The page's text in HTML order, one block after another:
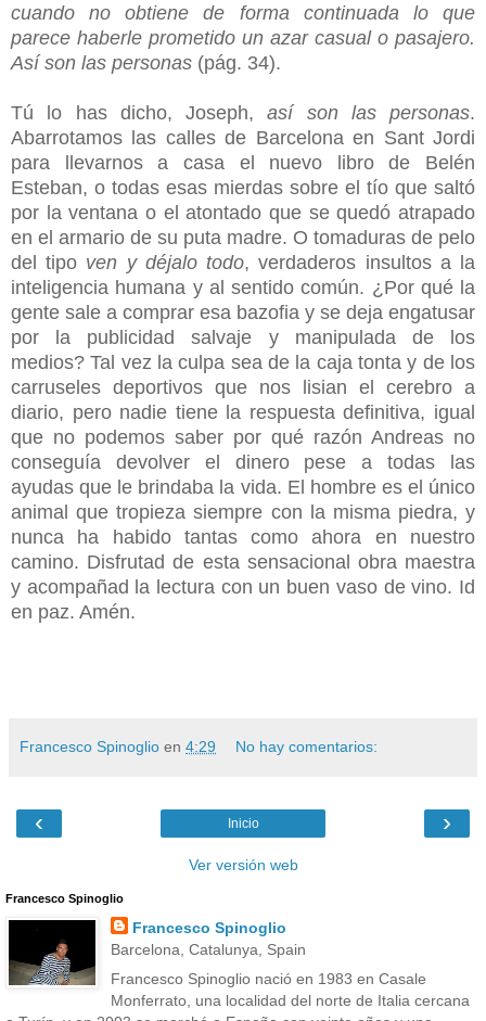
cuando no obtiene de forma continuada lo que
parece haberle prometido un azar casual o pasajero.
Así son las personas (pág. 34).
Tú lo has dicho, Joseph,así son las personas.
Abarrotamos las calles de Barcelona en Sant Jordi
para llevarnos a casa el nuevo libro de Belén
Esteban, o todas esas mierdas sobre el tío que saltó
por la ventana o el atontado que se quedó atrapado
en el armario de su puta madre. O tomaduras de pelo
del tipo ven y déjalo todo, verdaderos insultos a la
inteligencia humana y al sentido común. ¿Por qué la
gente sale a comprar esa bazofia y se deja engatusar
por la publicidad salvaje y manipulada de los
medios? Tal vez la culpa sea de la caja tonta y de los
carruseles deportivos que nos lisian el cerebro a
diario, pero nadie tiene la respuesta definitiva, igual
que no podemos saber por qué razón Andreas no
conseguía devolver el dinero pese a todas las
ayudas que le brindaba la vida. El hombre es el único
animal que tropieza siempre con la misma piedra, y
nunca ha habido tantas como ahora en nuestro
camino. Disfrutad de esta sensacional obra maestra
y acompañad la lectura con un buen vaso de vino. Id
en paz. Amén.
Francesco Spinoglio en 4:29 No hay comentarios:
‹ ›
Inicio
Ver versión web
Francesco Spinoglio
Francesco Spinoglio
Barcelona, Catalunya, Spain
Francesco Spinoglio nació en 1983 en Casale
Monferrato, una localidad del norte de Italia cercana